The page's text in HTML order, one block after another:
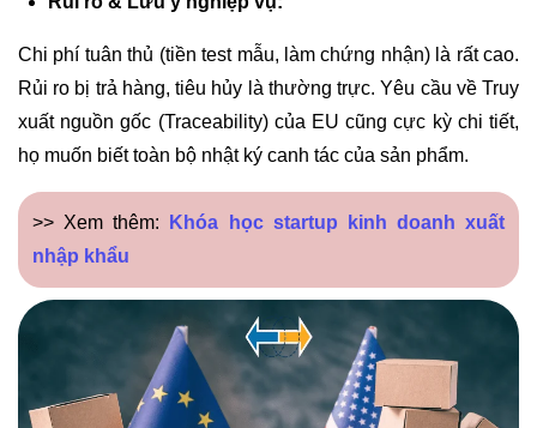
Chi phí tuân thủ (tiền test mẫu, làm chứng nhận) là rất cao.
Rủi ro bị trả hàng, tiêu hủy là thường trực. Yêu cầu về Truy
xuất nguồn gốc (Traceability) của EU cũng cực kỳ chi tiết,
họ muốn biết toàn bộ nhật ký canh tác của sản phẩm.
>> Xem thêm:
Khóa học startup kinh doanh xuất
nhập khẩu